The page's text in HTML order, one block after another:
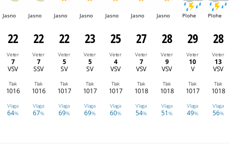
Jasno Jasno Jasno Jasno Jasno Jasno Jasno Plohe Plohe
22 22 22 23 25 27 28 29 28
Veter
7
VSV
Veter
7
SSV
Veter
5
SV
Veter
5
SV
Veter
4
VSV
Veter
7
VSV
Veter
9
VSV
Veter
10
V
Veter
13
VSV
Tlak
1016
Tlak
1016
Tlak
1017
Tlak
1017
Tlak
1017
Tlak
1018
Tlak
1018
Tlak
1017
Tlak
1018
Vlaga
64%
Vlaga
67%
Vlaga
69%
Vlaga
69%
Vlaga
60%
Vlaga
54%
Vlaga
51%
Vlaga
49%
Vlaga
56%